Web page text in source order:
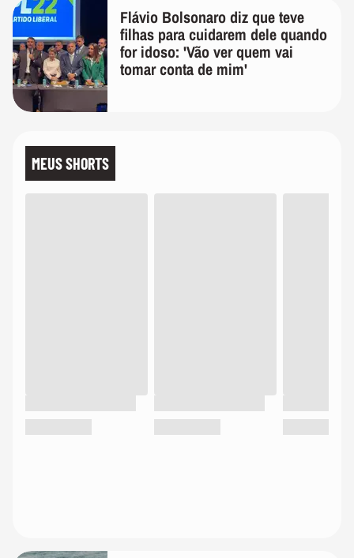
Flávio Bolsonaro diz que teve
filhas para cuidarem dele quando
for idoso: 'Vão ver quem vai
tomar conta de mim'
MEUS SHORTS